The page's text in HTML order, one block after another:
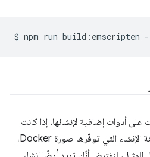
$ npm run build:emscripten
أدوات إضافية لإنشائها. إذا كانت
هذه التبعيات غير متوفّرة في بيئة الإنشاء التي توفّرها صورة Docker،